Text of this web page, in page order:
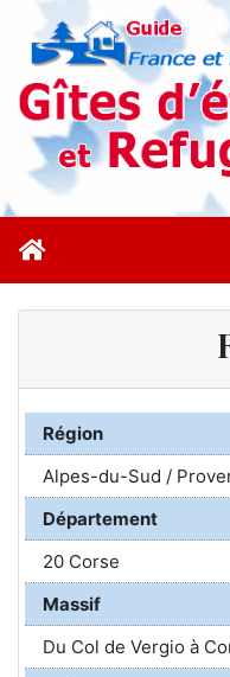
Région
Alpes-du-Sud /
Département
20 Corse
Massif
Du Col de Vergio à